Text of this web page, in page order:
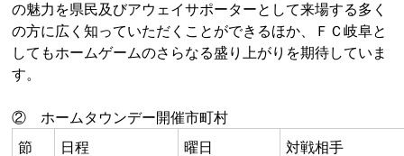
の魅力を県民及びアウェイサポーターとして来場する多く
の方に広く知っていただくことができるほか、ＦＣ岐阜と
してもホームゲームのさらなる盛り上がりを期待していま
す。
② ホームタウンデー開催市町村
節
日程 曜日 対戦相手